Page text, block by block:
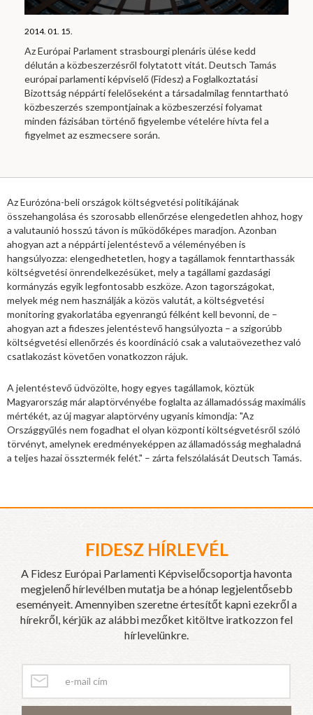
2014. 01. 15.
Az Európai Parlament strasbourgi plenáris ülése kedd
délután a közbeszerzésről folytatott vitát. Deutsch Tamás
európai parlamenti képviselő (Fidesz) a Foglalkoztatási
Bizottság néppárti felelőseként a társadalmilag fenntartható
közbeszerzés szempontjainak a közbeszerzési folyamat
minden fázisában történő figyelembe vételére hívta fel a
figyelmet az eszmecsere során.
Az Eurózóna-beli országok költségvetési politikájának
összehangolása és szorosabb ellenőrzése elengedetlen ahhoz, hogy
a valutaunió hosszú távon is működőképes maradjon. Azonban
ahogyan azt a néppárti jelentéstevő a véleményében is
hangsúlyozza: elengedhetetlen, hogy a tagállamok fenntarthassák
költségvetési önrendelkezésüket, mely a tagállami gazdasági
kormányzás egyik legfontosabb eszköze. Azon tagországokat,
melyek még nem használják a közös valutát, a költségvetési
monitoring gyakorlatába egyenrangú félként kell bevonni, de –
ahogyan azt a fideszes jelentéstevő hangsúlyozta – a szigorúbb
költségvetési ellenőrzés és koordináció csak a valutaövezethez való
csatlakozást követően vonatkozzon rájuk.
A jelentéstevő üdvözölte, hogy egyes tagállamok, köztük
Magyarország már alaptörvényébe foglalta az államadósság maximális
mértékét, az új magyar alaptörvény ugyanis kimondja: "Az
Országgyűlés nem fogadhat el olyan központi költségvetésről szóló
törvényt, amelynek eredményeképpen az államadósság meghaladná
a teljes hazai össztermék felét." – zárta felszólalását Deutsch Tamás.
FIDESZ HÍRLEVÉL
A Fidesz Európai Parlamenti Képviselőcsoportja havonta
megjelenő hírlevélben mutatja be a hónap legjelentősebb
eseményeit. Amennyiben szeretne értesítőt kapni ezekről a
hírekről, kérjük az alábbi mezőket kitöltve iratkozzon fel
hírlevelünkre.